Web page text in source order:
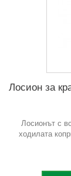
Лосион за
Лосионът с
ходилата